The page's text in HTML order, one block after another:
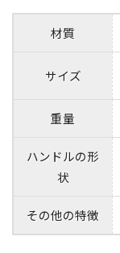
材質
サイズ
重量
ハンドルの形
状
その他の特徴